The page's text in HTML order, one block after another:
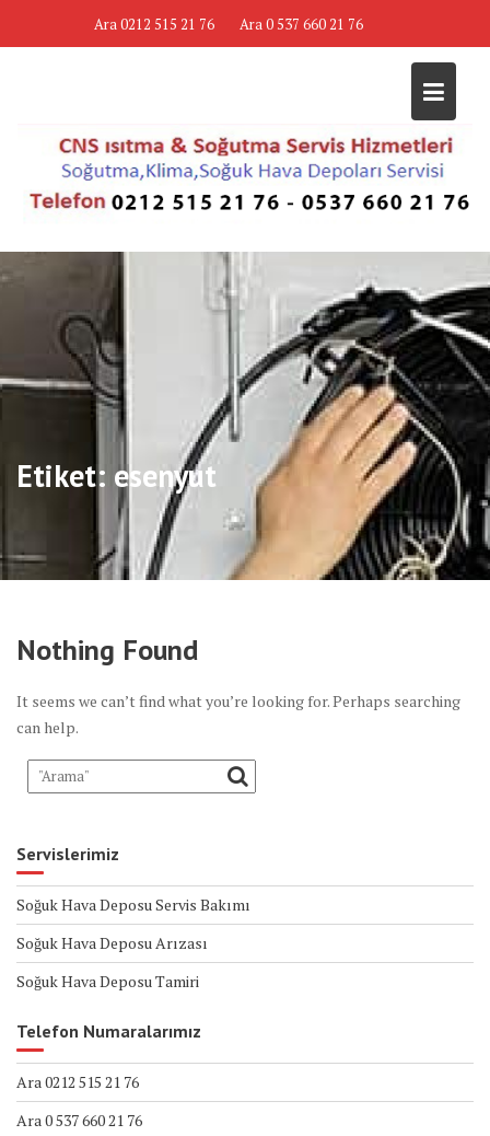
Ara 0212 515 21 76 Ara 0 537 660 21 76
Etiket: esenyut
Nothing Found
It seems we can’t find what you’re looking for. Perhaps searching
can help.
Servislerimiz
Soğuk Hava Deposu Servis Bakımı
Soğuk Hava Deposu Arızası
Soğuk Hava Deposu Tamiri
Telefon Numaralarımız
Ara 0212 515 21 76
Ara 0 537 660 21 76